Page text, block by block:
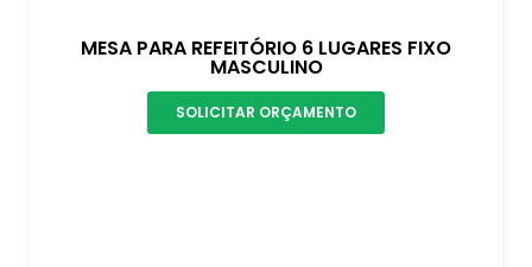
MESA PARA REFEITÓRIO 6 LUGARES FIXO
MASCULINO
SOLICITAR ORÇAMENTO